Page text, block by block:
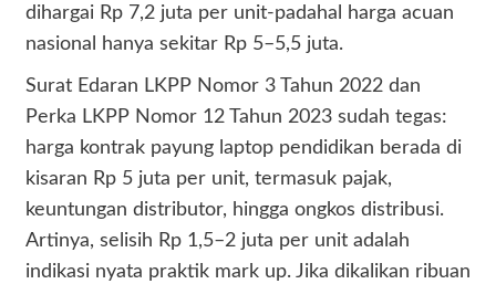
dihargai Rp 7,2 juta per unit-padahal harga acuan
nasional hanya sekitar Rp 5–5,5 juta.
Surat Edaran LKPP Nomor 3 Tahun 2022 dan
Perka LKPP Nomor 12 Tahun 2023 sudah tegas:
harga kontrak payung laptop pendidikan berada di
kisaran Rp 5 juta per unit, termasuk pajak,
keuntungan distributor, hingga ongkos distribusi.
Artinya, selisih Rp 1,5–2 juta per unit adalah
indikasi nyata praktik mark up. Jika dikalikan ribuan